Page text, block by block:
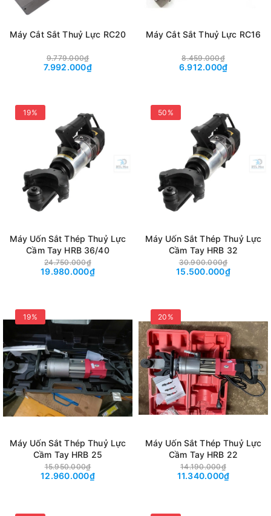
Máy Cắt Sắt Thuỷ Lực RC20
9.779.000₫
7.992.000₫
Máy Cắt Sắt Thuỷ Lực RC16
8.459.000₫
6.912.000₫
19%
Máy Uốn Sắt Thép Thuỷ Lực
Cầm Tay HRB 36/40
24.750.000₫
19.980.000₫
50%
Máy Uốn Sắt Thép Thuỷ Lực
Cầm Tay HRB 32
30.900.000₫
15.500.000₫
19%
Máy Uốn Sắt Thép Thuỷ Lực
Cầm Tay HRB 25
15.950.000₫
12.960.000₫
20%
Máy Uốn Sắt Thép Thuỷ Lực
Cầm Tay HRB 22
14.190.000₫
11.340.000₫